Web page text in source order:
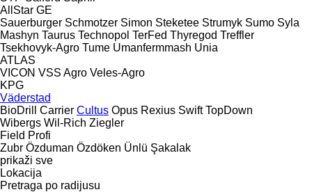
AllStar GE
Sauerburger Schmotzer Simon Steketee Strumyk Sumo Syla
Mashyn Taurus Technopol TerFed Thyregod Treffler
Tsekhovyk-Agro Tume Umanfermmash Unia
ATLAS
VICON VSS Agro Veles-Agro
KPG
Väderstad
BioDrill
Carrier Cultus Opus Rexius Swift TopDown
Wibergs Wil-Rich Ziegler
Field Profi
Zubr Özduman Özdöken Ünlü Şakalak
prikaži sve
Lokacija
Pretraga po radijusu